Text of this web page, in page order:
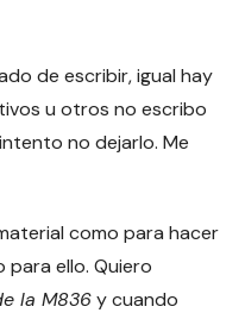
de escribir, igual hay
u otros no escribo
no dejarlo. Me
como para hacer
ello. Quiero
la M836y cuando